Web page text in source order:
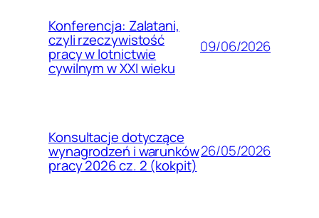
Konferencja: Zalatani,
czyli rzeczywistość
pracy w lotnictwie
cywilnym w XXI wieku
09/06/2026
Konsultacje dotyczące
wynagrodzeń i warunków
pracy 2026 cz. 2 (kokpit)
26/05/2026